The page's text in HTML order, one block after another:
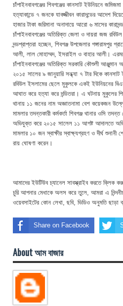
চাঁপাইনবাবগঞ্জের শিবগঞ্জের কানসাট ইউনিয়নে
হত্যাকান্ডে ৭ জনকে যাবজ্জীবন কারাদন্ডের আদেশ
হাজার টাকা জরিমানা অনাদায়ে আরো ৬ মাসের
চাঁপাইনবাবগঞ্জের অতিরিক্ত জেলা ও দায়রা জজ
দন্ডপ্রাপ্তরা হচ্ছেন, শিবগঞ্জ উপজেলার গঙ্গারামপুর
আলী, লাল মোহাম্মদ, ইসরাইল ও বাহার আলী।
চাঁপাইনবাবগঞ্জের অতিরিক্ত সরকারি কৌশুলী আঞ্জুমান
২০১৫ সালের ৯ জানুয়ারি সন্ধ্যা ৭ টার দিকে কানসাট
রবিউল ইসলামের ছেলে মুকুলকে একই ইউনিয়নের
আঘাত করে হত্যা করে দন্ডিতরা। এ ঘটনায় মুকুলের
থানায় ১১ জনের নাম অজ্ঞাতনামা বেশ কয়েকজন
মামলার তদন্তকারী কর্মকর্তা শিবগঞ্জ থানার ওসি
অভিযুক্ত করে ২০১৫ সালেল ১১ আগষ্ট আদালতে
মামলার ১০ জন স্বাক্ষীর স্বাক্ষ্যগ্রহণ ও দীর্ঘ
রায় ঘোষণা করেন।
আমাদের ইউটিউব চ্যানেল সাবস্ক্রাইব করতে
চুরি আপনার মেধাকে অলস করে তুলে, আমরা এ
ওয়েবসাইটের কোন লেখা, ছবি, ভিডিও অনুমতি ছাড়া
Share on Facebook
About আম বাজার